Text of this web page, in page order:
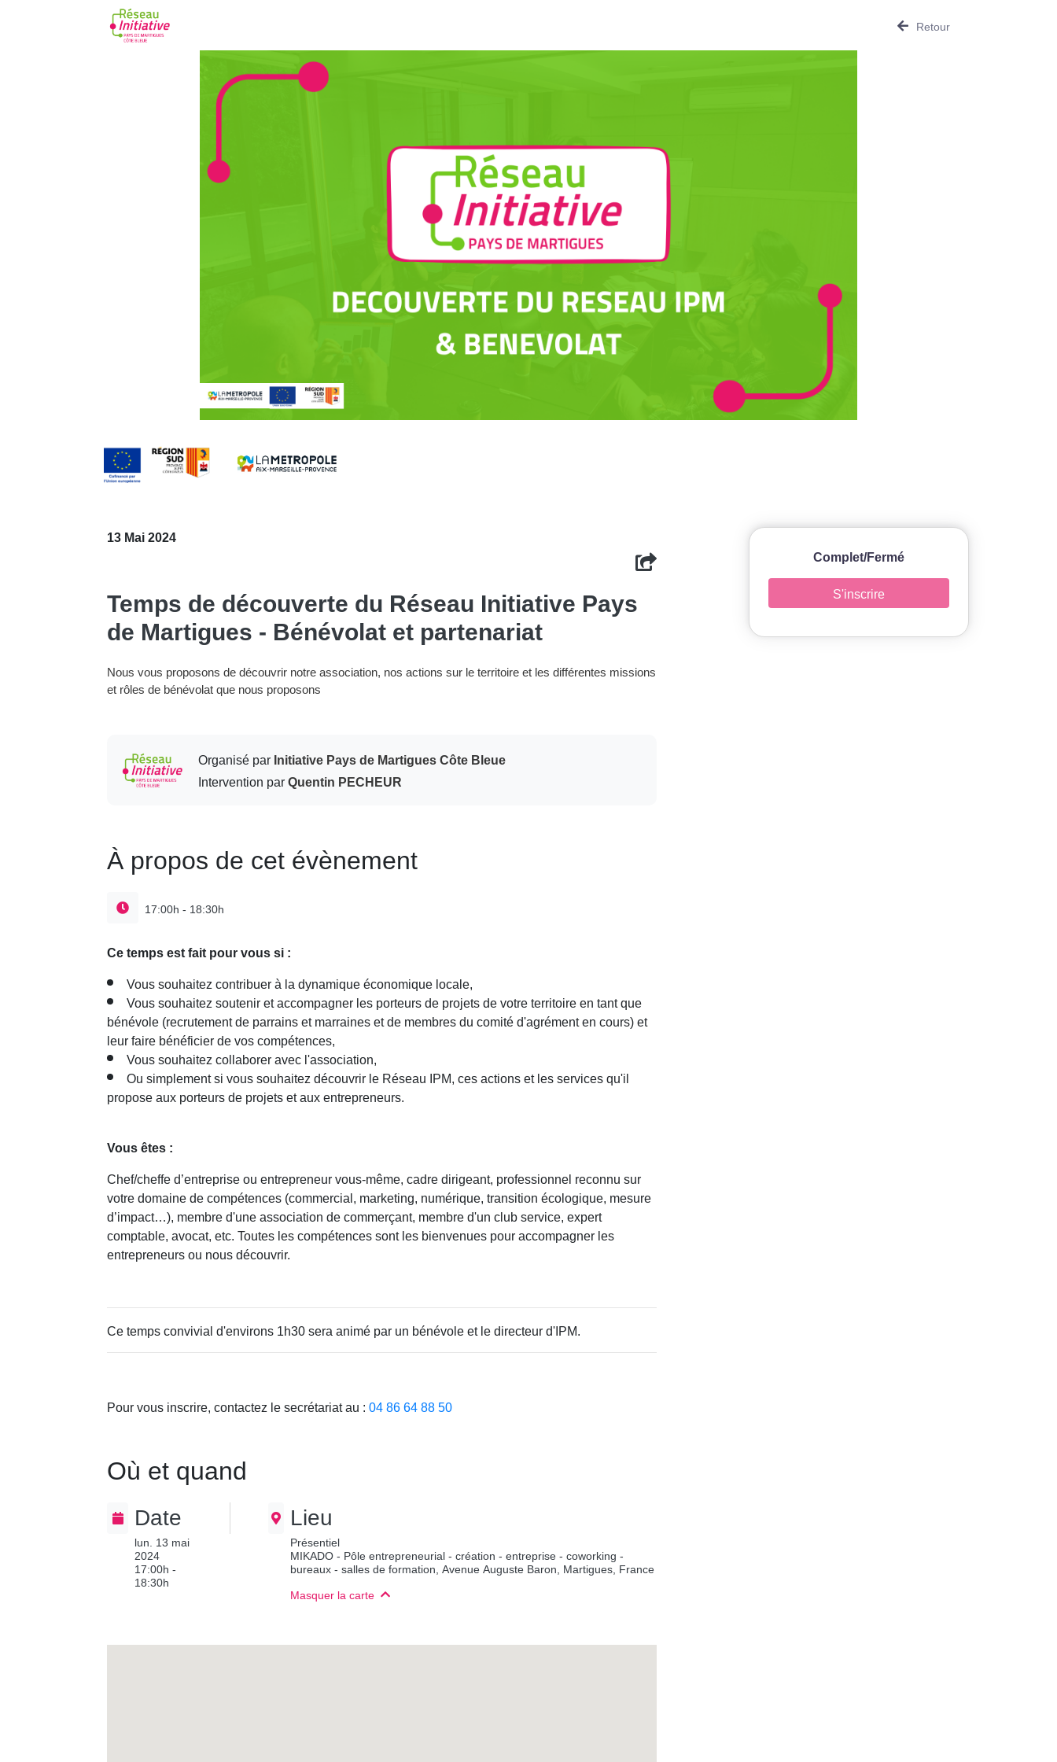
Retour
13 Mai 2024
Temps de découverte du Réseau Initiative Pays
de Martigues - Bénévolat et partenariat
Nous vous proposons de découvrir notre association, nos actions sur le territoire et les différentes missions
et rôles de bénévolat que nous proposons
Organisé parInitiative Pays de Martigues Côte Bleue
Intervention parQuentin PECHEUR
À propos de cet évènement
17:00h - 18:30h
Ce temps est fait pour vous si :
Vous souhaitez contribuer à la dynamique économique locale,
Vous souhaitez soutenir et accompagner les porteurs de projets de votre territoire en tant que
bénévole (recrutement de parrains et marraines et de membres du comité d'agrément en cours) et
leur faire bénéficier de vos compétences,
Vous souhaitez collaborer avec l'association,
Ou simplement si vous souhaitez découvrir le Réseau IPM, ces actions et les services qu'il
propose aux porteurs de projets et aux entrepreneurs.
Vous êtes :
Chef/cheffe d’entreprise ou entrepreneur vous-même, cadre dirigeant, professionnel reconnu sur
votre domaine de compétences (commercial, marketing, numérique, transition écologique, mesure
d’impact…), membre d'une association de commerçant, membre d'un club service, expert
comptable, avocat, etc. Toutes les compétences sont les bienvenues pour accompagner les
entrepreneurs ou nous découvrir.
Ce temps convivial d'environs 1h30 sera animé par un bénévole et le directeur d'IPM.
Pour vous inscrire, contactez le secrétariat au :04 86 64 88 50
Où et quand
Date
lun. 13 mai
2024
17:00h -
18:30h
Lieu
Présentiel
MIKADO - Pôle entrepreneurial - création - entreprise - coworking -
bureaux - salles de formation, Avenue Auguste Baron, Martigues, France
Masquer la carte
Complet/Fermé
S'inscrire